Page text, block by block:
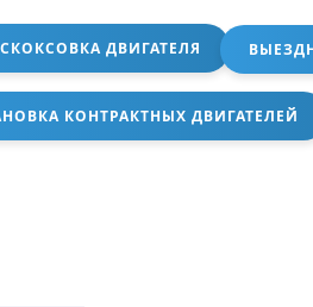
ДВИГАТЕЛЯ
КОНТРАКТНЫХ ДВИГАТЕЛЕЙ